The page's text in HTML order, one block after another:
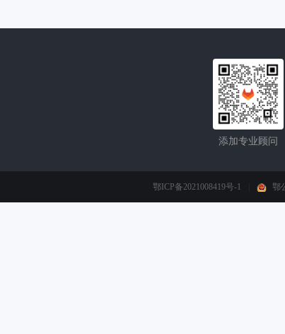
添加专业顾问
鄂ICP备2021008419号-1 鄂